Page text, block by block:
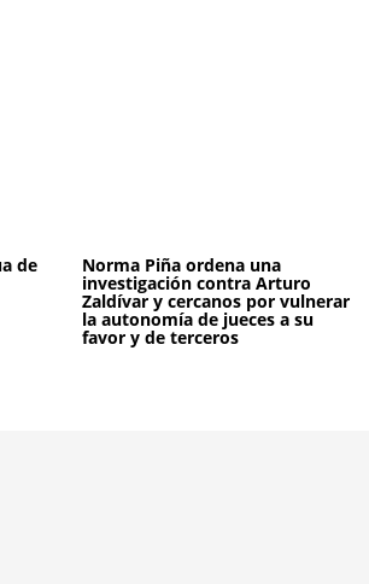
de Norma Piña ordena una
investigación contra Arturo
Zaldívar y cercanos por vulnerar
la autonomía de jueces a su
favor y de terceros